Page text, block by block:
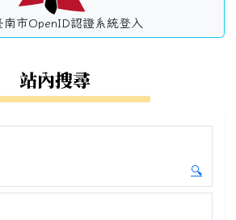
南市OpenID認證系統登入
站內搜尋
🔍
開始本